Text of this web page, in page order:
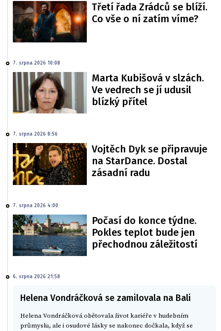
Třetí řada Zrádců se blíží.
Co vše o ní zatím víme?
7. srpna 2026 10:08
Marta Kubišová v slzách.
Ve vedrech se jí udusil
blízký přítel
7. srpna 2026 8:56
Vojtěch Dyk se připravuje
na StarDance. Dostal
zásadní radu
7. srpna 2026 4:00
Počasí do konce týdne.
Pokles teplot bude jen
přechodnou záležitostí
6. srpna 2026 21:58
Helena Vondráčková se zamilovala na Bali
Helena Vondráčková obětovala život kariéře v hudebním
průmyslu, ale i osudové lásky se nakonec dočkala, když se